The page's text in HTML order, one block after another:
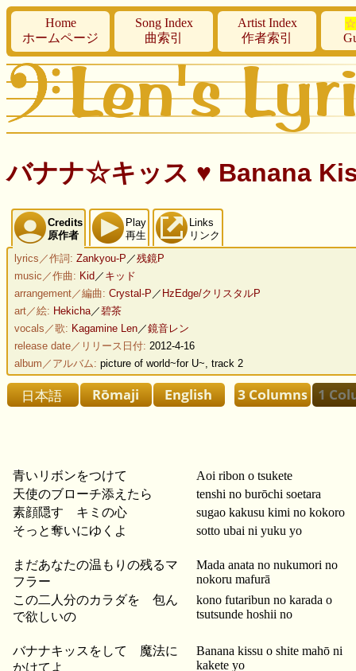
Home
ホームページ
Song Index
曲索引
Artist Index
作者索引
バナナ☆キッス ♥ Banana
Credits
原作者
Play
再生
Links
リンク
lyrics／作詞: Zankyou-P ／残鏡P
music／作曲: Kid ／ キッド
arrangement／編曲: Crystal-P ／ HzEdge/クリスタルP
art／絵: Hekicha ／碧茶
vocals／歌: Kagamine Len ／鏡音レン
release date／リリース日付: 2012-4-16
album／アルバム: picture of world~for U~, track 2
青いリボンをつけて
Aoi ribon o tsukete
天使のブローチ添えたら
tenshi no burōchi soetara
素顔隠す キミの心
sugao kakusu kimi no kokoro
そっと奪いにゆくよ
sotto ubai ni yuku yo
まだあなたの温もりの残るマ
フラー
Mada anata no nukumori no
nokoru mafurā
この二人分のカラダを 包ん
で欲しいの
kono futaribun no karada o
tsutsunde hoshii no
バナナキッスをして 魔法に
かけてよ
Banana kissu o shite mahō ni
kakete yo